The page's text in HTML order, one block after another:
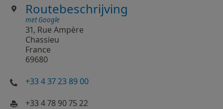
Routebeschrijving
met Google
31, Rue Ampère
Chassieu
France
69680
+33 4 37 23 89 00
+33 4 78 90 75 22